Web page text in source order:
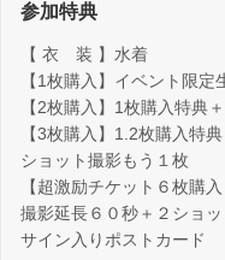
参加特典
【 衣 装 】水着
【1枚購入】イベント限
【2枚購入】1枚購入特典
【3枚購入】1.2枚購入特
ショット撮影もう１枚
【超激励チケット６枚購
撮影延長６０秒＋２ショ
サイン入りポストカード